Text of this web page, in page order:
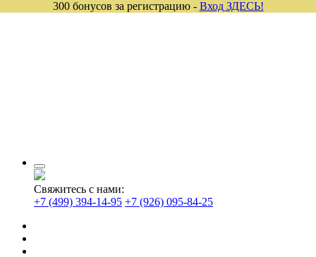
Свяжитесь с нами:
+7 (499) 394-14-95 +7 (926) 095-84-25
300 бонусов за регистрацию - Вход ЗДЕСЬ!